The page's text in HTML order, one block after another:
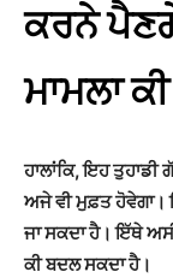
ਕਰਨੇ
ਮਾਮਲਾ
ਹਾਲਾਂਕਿ, ਇਹ ਤੁਹਾਡੀ
ਅਜੇ ਵੀ ਮੁਫ਼ਤ
ਜਾ ਸਕਦਾ ਹੈ। ਇੱਥੇ
ਕੀ ਬਦਲ ਸਕਦਾ ਹੈ।